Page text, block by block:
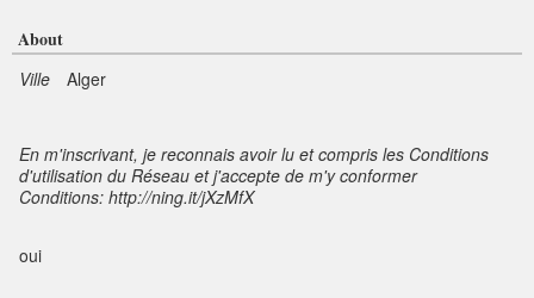
About
Ville Alger
En m'inscrivant, je reconnais avoir lu et compris les Conditions
d'utilisation du Réseau et j'accepte de m'y conformer
Conditions: http://ning.it/jXzMfX
oui